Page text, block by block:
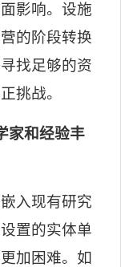
影响。设施
的阶段转换
找足够的资
挑战。
家和经验丰
入现有研究
置的实体单
加困难。如